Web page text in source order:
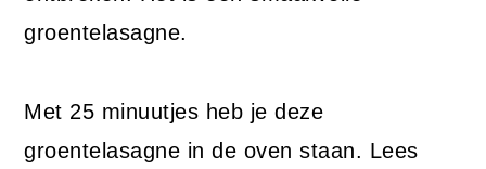
groentelasagne.
Met 25 minuutjes heb je deze
groentelasagne in de oven staan. Lees